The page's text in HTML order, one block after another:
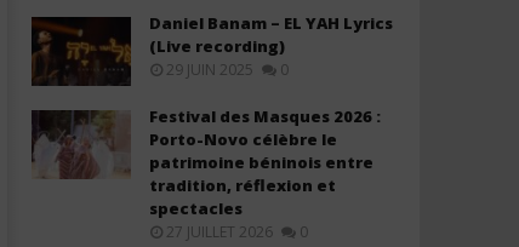
Daniel Banam – EL YAH Lyrics
(Live recording)
29 JUIN 2025 0
Festival des Masques 2026 :
Porto-Novo célèbre le
patrimoine béninois entre
tradition, réflexion et
spectacles
27 JUILLET 2026 0